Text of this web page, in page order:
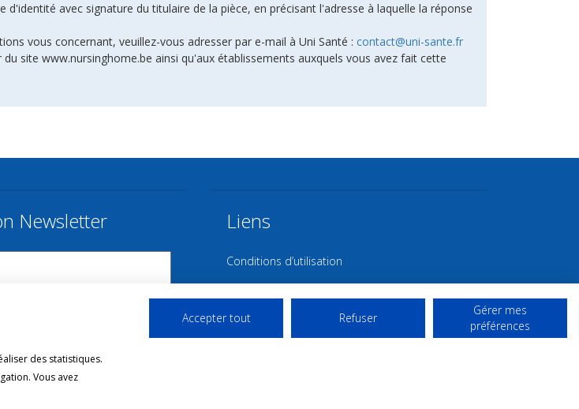
avec signature du titulaire de la pièce, en précisant l'adresse à laquelle la réponse
vous concernant, veuillez-vous adresser par e-mail à Uni Santé : contact@uni-sante.fr
site www.nursinghome.be ainsi qu'aux établissements auxquels vous avez fait cette
Newsletter Liens
Conditions d’utilisation
Contact NL
Copyright
Mentions Légales
des statistiques.
Vous avez
Accepter tout Refuser
Gérer mes
préférences